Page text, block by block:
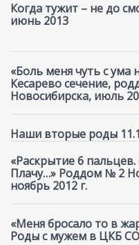
Когда тужит – не до
июнь 2013
«Боль меня чуть с ума
Кесарево сечение,
Новосибирска, июль
Наши вторые роды
«Раскрытие 6
Плачу…» Роддом № 2
ноябрь 2012 г.
«Меня бросало то в
Роды с мужем в ЦКБ